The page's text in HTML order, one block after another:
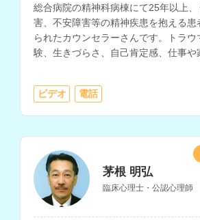
総合病院の精神科病棟にて25年以上
害、不安障害等の精神疾患を抱える患
られたカウンセラーさんです。トラウ
験、生きづらさ、自己肯定感、仕事や
ミッドライフクライシス・中高年特
ビデオ 電話
茅根 明弘
臨床心理士・公認心理師